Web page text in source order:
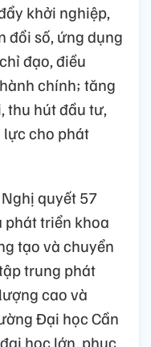
khởi nghiệp,
đổi số, ứng dụng
đạo, điều
chính; tăng
thu hút đầu tư,
lực cho phát
quyết 57
phát triển khoa
tạo và chuyển
trung phát
cao và
Đại học Cần
học lớn, phục